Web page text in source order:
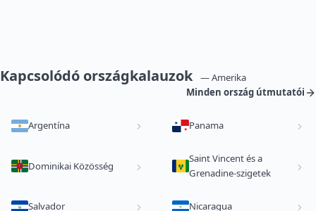
Kapcsolódó országkalauzok
— Amerika
Minden ország útmutatói
Argentína Panama
Dominikai Közösség
Saint Vincent és a
Grenadine-szigetek
Salvador Nicaragua